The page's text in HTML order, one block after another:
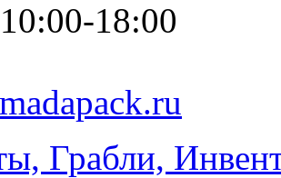
18:00
Грабли,